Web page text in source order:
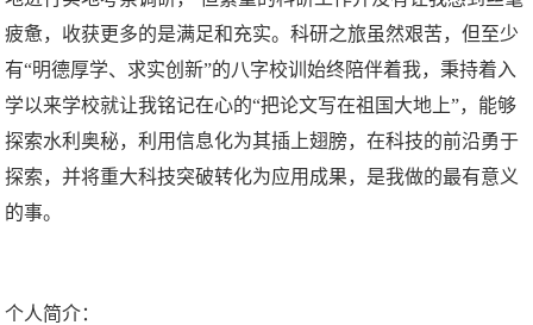
疲惫，收获更多的是满足和充实。科研之旅虽然艰苦，但至少
有“明德厚学、求实创新”的八字校训始终陪伴着我，秉持着入
学以来学校就让我铭记在心的“把论文写在祖国大地上”，能够
探索水利奥秘，利用信息化为其插上翅膀，在科技的前沿勇于
探索，并将重大科技突破转化为应用成果，是我做的最有意义
的事。
个人简介：